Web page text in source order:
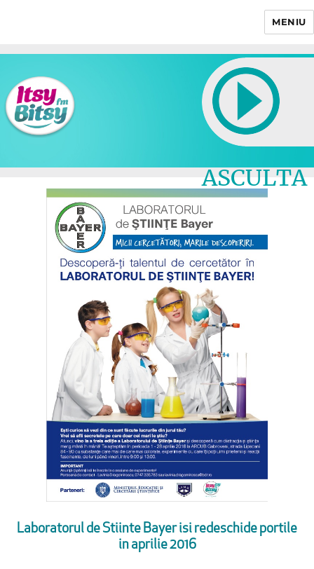
MENIU
ASCULTA
LIVE
Laboratorul de Stiinte Bayer isi redeschide portile
in aprilie 2016